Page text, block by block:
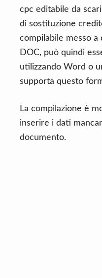
cpc editabile da
di sostituzione
compilabile messo
DOC, può quindi
utilizzando Word o
supporta questo
La compilazione è
inserire i dati
documento.